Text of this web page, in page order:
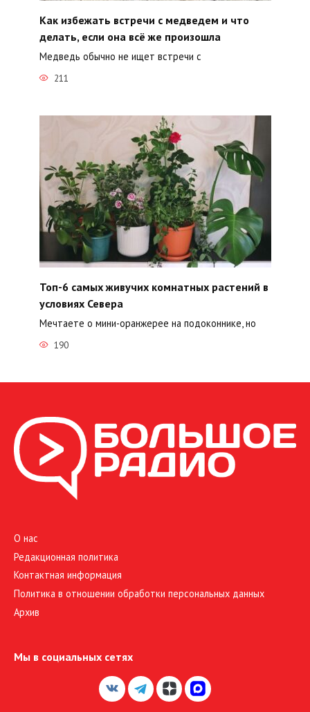
Как избежать встречи с медведем и что
делать, если она всё же произошла
Медведь обычно не ищет встречи с
211
Топ-6 самых живучих комнатных растений в
условиях Севера
Мечтаете о мини-оранжерее на подоконнике, но
190
О нас
Редакционная политика
Контактная информация
Политика в отношении обработки персональных данных
Архив
Мы в социальных сетях